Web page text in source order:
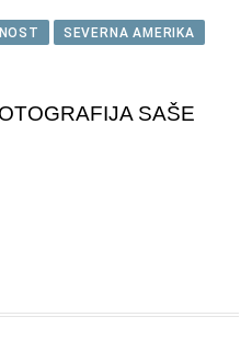
SEVERNA AMERIKA
SAŠE